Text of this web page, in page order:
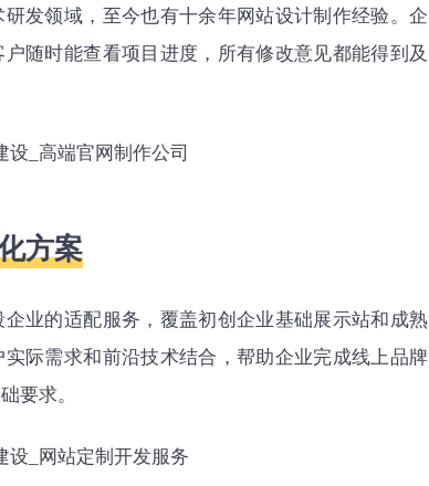
发领域，至今也有十余年网站设计制作经验。企
随时能查看项目进度，所有修改意见都能得到及
方案
业的适配服务，覆盖初创企业基础展示站和成熟
际需求和前沿技术结合，帮助企业完成线上品牌
要求。